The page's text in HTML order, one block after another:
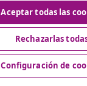
Aceptar todas las
Rechazarlas
Configuración de